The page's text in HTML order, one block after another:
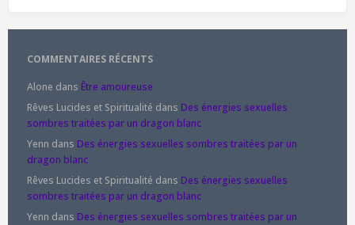
COMMENTAIRES RÉCENTS
Alone dans Être amoureuse
Rêves Lucides et Spiritualité dans Des énergies sexuelles
sombres traitées par un dragon blanc
Yenn dans Des énergies sexuelles sombres traitées par un
dragon blanc
Rêves Lucides et Spiritualité dans Des énergies sexuelles
sombres traitées par un dragon blanc
Yenn dans Des énergies sexuelles sombres traitées par un